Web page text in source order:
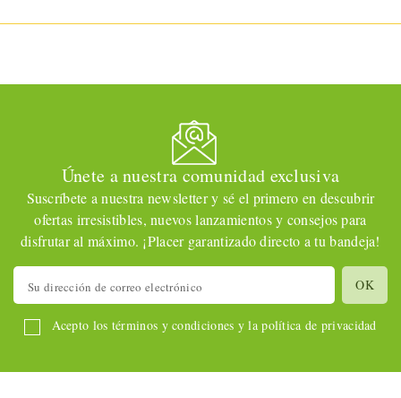
Únete a nuestra comunidad exclusiva
Suscríbete a nuestra newsletter y sé el primero en descubrir
ofertas irresistibles, nuevos lanzamientos y consejos para
disfrutar al máximo. ¡Placer garantizado directo a tu bandeja!
Acepto los términos y condiciones y la política de privacidad